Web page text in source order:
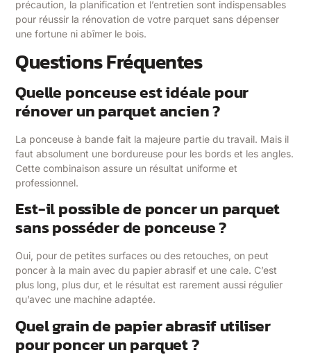
précaution, la planification et l’entretien sont indispensables
pour réussir la rénovation de votre parquet sans dépenser
une fortune ni abîmer le bois.
Questions Fréquentes
Quelle ponceuse est idéale pour
rénover un parquet ancien ?
La ponceuse à bande fait la majeure partie du travail. Mais il
faut absolument une bordureuse pour les bords et les angles.
Cette combinaison assure un résultat uniforme et
professionnel.
Est-il possible de poncer un parquet
sans posséder de ponceuse ?
Oui, pour de petites surfaces ou des retouches, on peut
poncer à la main avec du papier abrasif et une cale. C’est
plus long, plus dur, et le résultat est rarement aussi régulier
qu’avec une machine adaptée.
Quel grain de papier abrasif utiliser
pour poncer un parquet ?